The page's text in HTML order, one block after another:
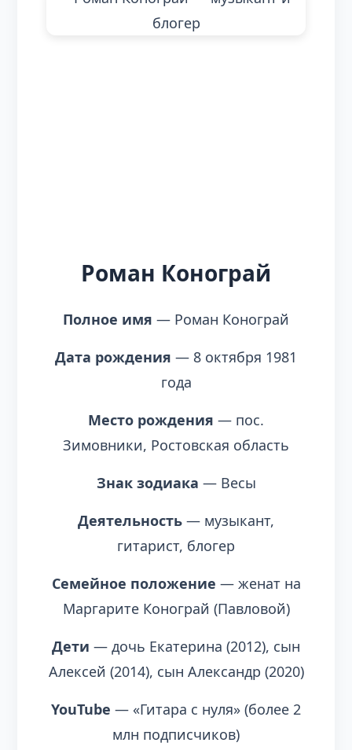
Роман Конограй
Полное имя — Роман Конограй
Дата рождения — 8 октября 1981
года
Место рождения — пос.
Зимовники, Ростовская область
Знак зодиака — Весы
Деятельность — музыкант,
гитарист, блогер
Семейное положение — женат на
Маргарите Конограй (Павловой)
Дети — дочь Екатерина (2012), сын
Алексей (2014), сын Александр (2020)
YouTube — «Гитара с нуля» (более 2
млн подписчиков)